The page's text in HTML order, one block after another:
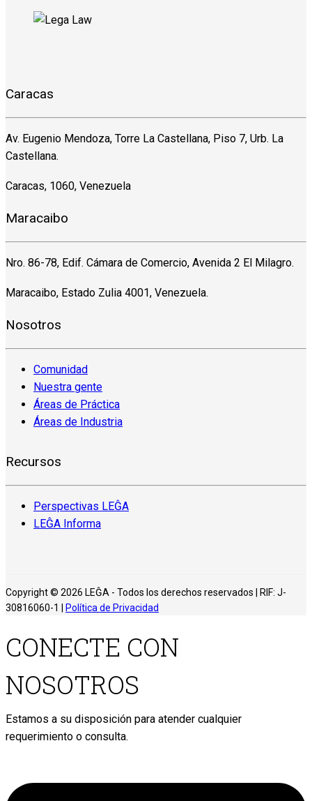
Caracas
Av. Eugenio Mendoza, Torre La Castellana, Piso 7, Urb. La
Castellana.
Caracas, 1060, Venezuela
Maracaibo
Nro. 86-78, Edif. Cámara de Comercio, Avenida 2 El Milagro.
Maracaibo, Estado Zulia 4001, Venezuela.
Nosotros
Comunidad
Nuestra gente
Áreas de Práctica
Áreas de Industria
Recursos
Perspectivas LEĜA
LEĜA Informa
Copyright © 2026 LEĜA - Todos los derechos reservados | RIF: J-
30816060-1 |
Política de Privacidad
CONECTE CON
NOSOTROS
Estamos a su disposición para atender cualquier
requerimiento o consulta.